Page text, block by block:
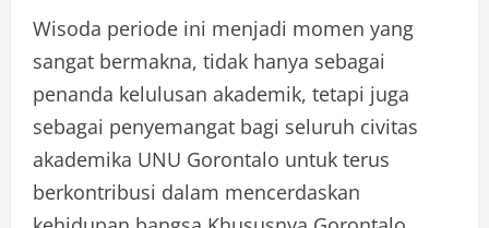
Wisoda periode ini menjadi momen yang
sangat bermakna, tidak hanya sebagai
penanda kelulusan akademik, tetapi juga
sebagai penyemangat bagi seluruh civitas
akademika UNU Gorontalo untuk terus
berkontribusi dalam mencerdaskan